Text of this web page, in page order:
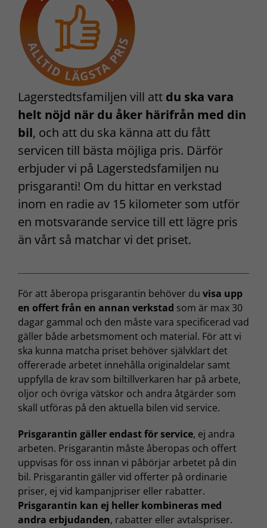
Lagerstedtsfamiljen vill att du ska vara
helt nöjd när du åker härifrån med din
bil, och att du ska känna att du fått
servicen till bästa möjliga pris. Därför
erbjuder vi på Lagerstedsfamiljen nu
prisgaranti! Om du hittar en verkstad
inom en radie av 15 kilometer som utför
en motsvarande service till ett lägre pris
än vårt så matchar vi det priset.
För att åberopa prisgarantin behöver du visa upp
en offert från en annan verkstad som är max 30
dagar gammal och den måste vara specificerad vad
gäller både arbetsmoment och material. För att vi
ska kunna matcha priset behöver självklart det
offererade arbetet innehålla originaldelar samt
uppfylla de krav som biltillverkaren har på arbete,
oljor och övriga vätskor och andra åtgärder som
skall utföras på den aktuella bilen vid service.
Prisgarantin gäller endast för service, ej andra
arbeten. Prisgarantin måste åberopas och offert
uppvisas för oss innan vi påbörjar arbetet på din
bil. Prisgarantin gäller vid offerter på ordinarie
priser, ej vid kampanjpriser eller rabatter.
Prisgarantin kan ej heller kombineras med
andra erbjudanden, rabatter eller avtalspriser.